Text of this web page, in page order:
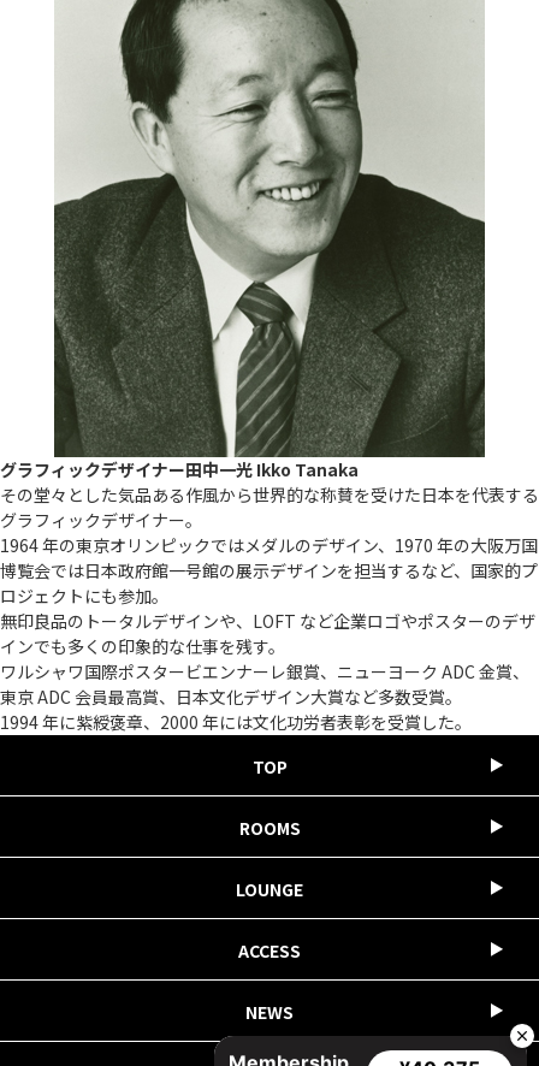
グラフィックデザイナー田中一光 Ikko Tanaka
その堂々とした気品ある作風から世界的な称賛を受けた日本を代表する
グラフィックデザイナー。
1964 年の東京オリンピックではメダルのデザイン、1970 年の大阪万国
博覧会では日本政府館一号館の展示デザインを担当するなど、国家的プ
ロジェクトにも参加。
無印良品のトータルデザインや、LOFT など企業ロゴやポスターのデザ
インでも多くの印象的な仕事を残す。
ワルシャワ国際ポスタービエンナーレ銀賞、ニューヨーク ADC 金賞、
東京 ADC 会員最高賞、日本文化デザイン大賞など多数受賞。
1994 年に紫綬褒章、2000 年には文化功労者表彰を受賞した。
TOP
ROOMS
LOUNGE
ACCESS
NEWS